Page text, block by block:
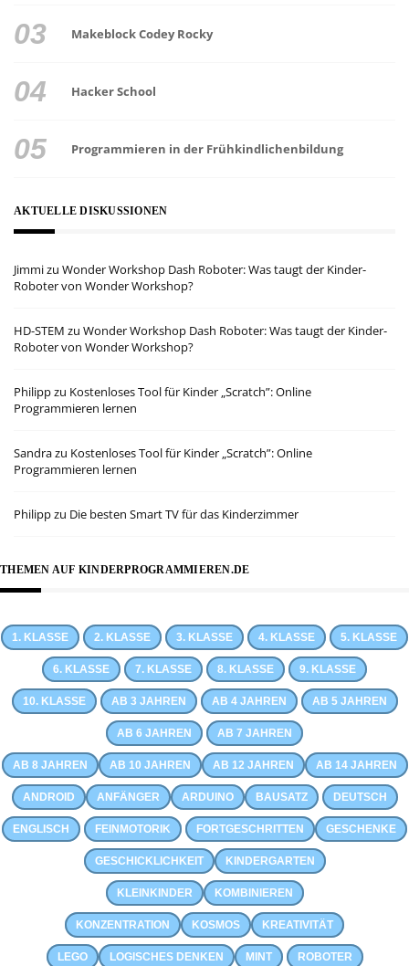
Makeblock Codey Rocky
Hacker School
Programmieren in der Frühkindlichenbildung
AKTUELLE DISKUSSIONEN
Jimmizu Wonder Workshop Dash Roboter: Was taugt der Kinder-
Roboter von Wonder Workshop?
HD-STEM zu Wonder Workshop Dash Roboter: Was taugt der Kinder-
Roboter von Wonder Workshop?
Philippzu Kostenloses Tool für Kinder „Scratch”: Online
Programmieren lernen
Sandrazu Kostenloses Tool für Kinder „Scratch”: Online
Programmieren lernen
Philippzu Die besten Smart TV für das Kinderzimmer
THEMEN AUF KINDERPROGRAMMIEREN.DE
1. KLASSE 2. KLASSE 3. KLASSE 4. KLASSE 5. KLASSE
6. KLASSE 7. KLASSE 8. KLASSE 9. KLASSE
10. KLASSE AB 3 JAHREN AB 4 JAHREN AB 5 JAHREN
AB 6 JAHREN AB 7 JAHREN
AB 8 JAHREN AB 10 JAHREN AB 12 JAHREN AB 14 JAHREN
ANDROID ANFÄNGER ARDUINO BAUSATZ DEUTSCH
ENGLISCH FEINMOTORIK FORTGESCHRITTEN GESCHENKE
GESCHICKLICHKEIT KINDERGARTEN
KLEINKINDER KOMBINIEREN
KONZENTRATION KOSMOS KREATIVITÄT
LEGO LOGISCHES DENKEN MINT ROBOTER